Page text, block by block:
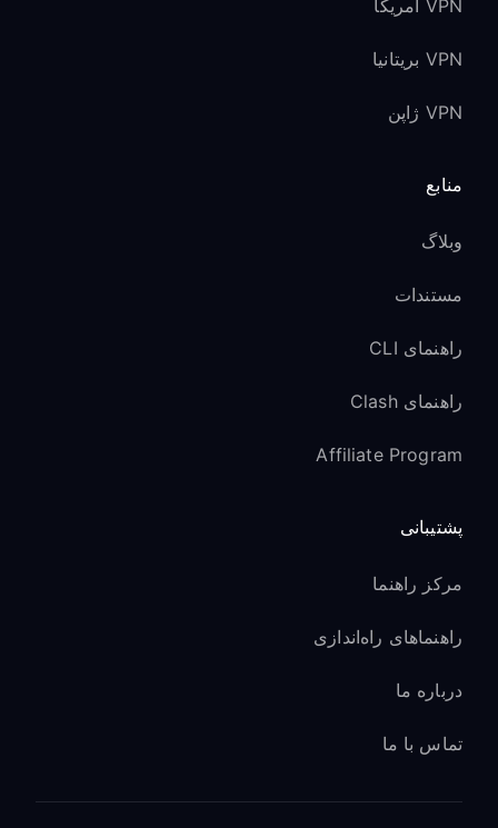
VPN آمریکا
VPN بریتانیا
VPN ژاپن
منابع
وبلاگ
مستندات
راهنمای CLI
راهنمای Clash
Affiliate Program
پشتیبانی
مرکز راهنما
راهنماهای راه‌اندازی
درباره ما
تماس با ما